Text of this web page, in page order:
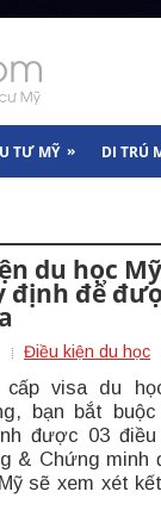
TƯ MỸ » DI TRÚ
du học
định để
Điều kiện du học
visa du
bạn bắt buộc
được 03 điều
& Chứng minh
sẽ xem xét